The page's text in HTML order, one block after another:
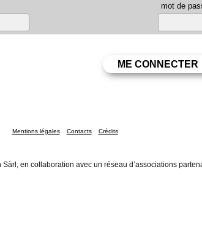
mot de
Mentions légales Contacts Crédits
en collaboration avec un réseau d’associations